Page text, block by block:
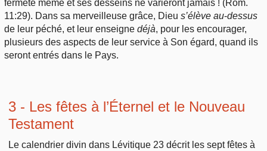
fermeté même et ses desseins ne varieront jamais ! (Rom.
11:29). Dans sa merveilleuse grâce, Dieu s’élève au-dessus
de leur péché, et leur enseigne déjà, pour les encourager,
plusieurs des aspects de leur service à Son égard, quand ils
seront entrés dans le Pays.
3 - Les fêtes à l’Éternel et le Nouveau
Testament
Le calendrier divin dans Lévitique 23 décrit les sept fêtes à